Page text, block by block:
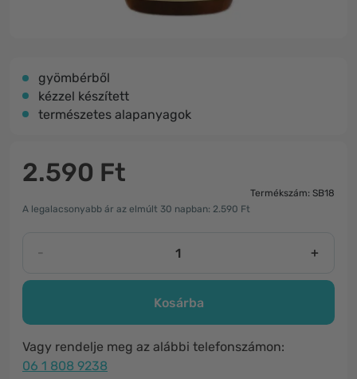
gyömbérből
kézzel készített
természetes alapanyagok
2.590 Ft
Termékszám: SB18
A legalacsonyabb ár az elmúlt 30 napban: 2.590 Ft
- +
Kosárba
Vagy rendelje meg az alábbi telefonszámon:
06 1 808 9238